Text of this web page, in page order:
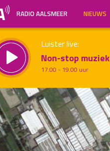
RADIO AALSMEER NIEUWS
Luister live:
Non-stop muziek
17.00 - 19.00 uur
Inklappen